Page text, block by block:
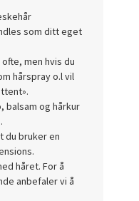
som ditt eget
men hvis du
hårspray o.l vil
balsam og hårkur
du bruker en
håret. For å
anbefaler vi å